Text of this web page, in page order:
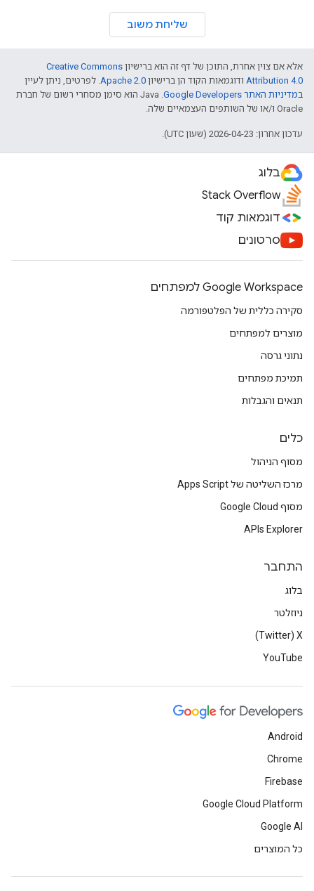
שליחת משוב
אלא אם צוין אחרת, התוכן של דף זה הוא ברישיון Creative Commons
Attribution 4.0 ודוגמאות הקוד הן ברישיון Apache 2.0. לפרטים, ניתן לעיין
במדיניות האתר Google Developers‏
.‏ Java הוא סימן מסחרי רשום של חברת
Oracle ו/או של השותפים העצמאיים שלה.
עדכון אחרון: 2026-04-23 (שעון UTC).
בלוג
Stack Overflow
דוגמאות קוד
סרטונים
Google Workspace למפתחים
סקירה כללית של הפלטפורמה
מוצרים למפתחים
נתוני גרסה
תמיכת מפתחים
תנאים והגבלות
כלים
מסוף הניהול
מרכז השליטה של Apps Script
מסוף Google Cloud
APIs Explorer
התחבר
בלוג
ניוזלטר
X‏ (Twitter)
YouTube
Android
Chrome
Firebase
Google Cloud Platform
Google AI
כל המוצרים